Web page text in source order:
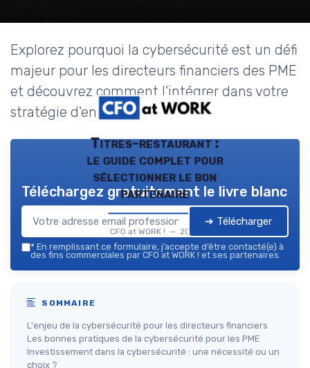
Explorez pourquoi la cybersécurité est un défi
majeur pour les directeurs financiers des PME
et découvrez comment l'intégrer dans votre
stratégie d'entreprise.
Titres-restaurant :
le guide complet pour
sélectionner le bon
partenaire
CFO at WORK ! — 2026
Téléchargez gratuitement le livre blanc
➔ Télécharger
* En remplissant ce formulaire, j’accepte d’être contacté(e) à
des fins commerciales par CFO at WORK ! et ses partenaires.
SOMMAIRE
L'enjeu de la cybersécurité pour les directeurs financiers
Les bonnes pratiques de la cybersécurité pour les PME
Investissement dans la cybersécurité : une nécessité ou un
choix ?